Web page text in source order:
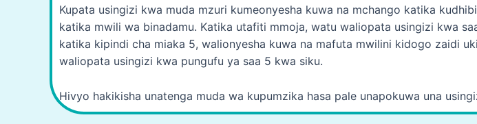
Kupata usingizi kwa muda mzuri kumeonyesha kuwa na mchango katika
katika mwili wa binadamu. Katika utafiti mmoja, watu waliopata usingizi kwa
katika kipindi cha miaka 5, walionyesha kuwa na mafuta mwilini kidogo zaidi
waliopata usingizi kwa pungufu ya saa 5 kwa siku.
Hivyo hakikisha unatenga muda wa kupumzika hasa pale unapokuwa una